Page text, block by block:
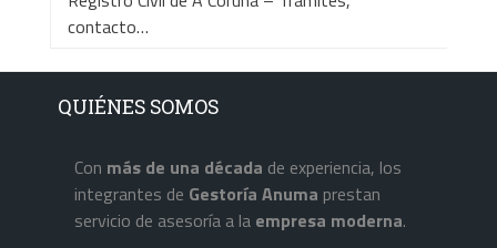
contacto…
QUIÉNES SOMOS
Con más de una década de experiencia, los
integrantes de Gestoría Anuma prestan
servicio de asesoría a la empresa moderna.